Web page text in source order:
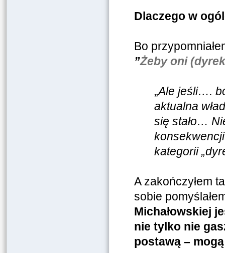
Dlaczego w
Bo
”Żeby oni
„Ale jeśli….
aktualna
się stało…
kategorii
A zakończyłem
sobie
Michałowskiej
nie tylko nie
postawą –